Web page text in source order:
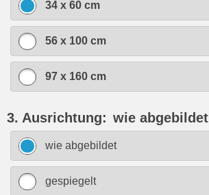
34 x 60 cm
56 x 100 cm
97 x 160 cm
3. Ausrichtung: wie abgebildet
wie abgebildet
gespiegelt